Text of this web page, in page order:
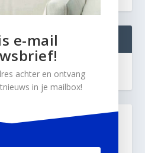
e-mail
achter en ontvang
in je mailbox!